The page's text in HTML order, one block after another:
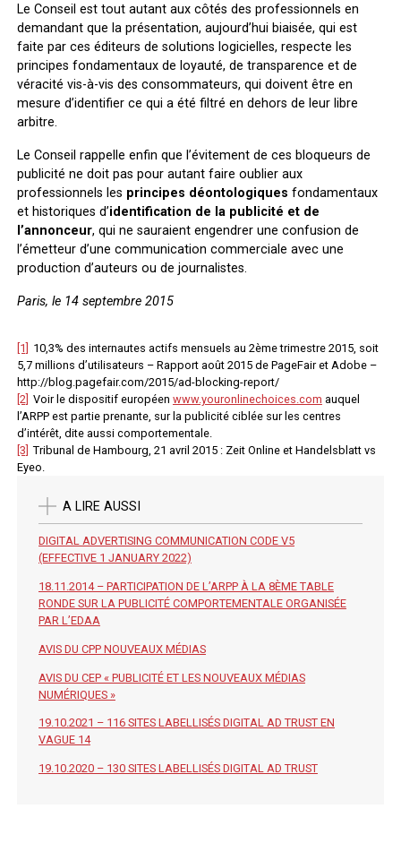
Le Conseil est tout autant aux côtés des professionnels en
demandant que la présentation, aujourd’hui biaisée, qui est
faite par ces éditeurs de solutions logicielles, respecte les
principes fondamentaux de loyauté, de transparence et de
véracité vis-à-vis des consommateurs, qui doivent être en
mesure d’identifier ce qui a été filtré en dehors de leur libre
arbitre.
Le Conseil rappelle enfin que l’évitement de ces bloqueurs de
publicité ne doit pas pour autant faire oublier aux
professionnels les principes déontologiques fondamentaux
et historiques d’identification de la publicité et de
l’annonceur, qui ne sauraient engendrer une confusion de
l’émetteur d’une communication commerciale avec une
production d’auteurs ou de journalistes.
Paris, le 14 septembre 2015
[1] 10,3% des internautes actifs mensuels au 2ème trimestre 2015, soit
5,7 millions d’utilisateurs – Rapport août 2015 de PageFair et Adobe –
http://blog.pagefair.com/2015/ad-blocking-report/
[2] Voir le dispositif européen www.youronlinechoices.com auquel
l’ARPP est partie prenante, sur la publicité ciblée sur les centres
d’intérêt, dite aussi comportementale.
[3] Tribunal de Hambourg, 21 avril 2015 : Zeit Online et Handelsblatt vs
Eyeo.
A LIRE AUSSI
DIGITAL ADVERTISING COMMUNICATION CODE V5
(EFFECTIVE 1 JANUARY 2022)
18.11.2014 – PARTICIPATION DE L’ARPP À LA 8ÈME TABLE
RONDE SUR LA PUBLICITÉ COMPORTEMENTALE ORGANISÉE
PAR L’EDAA
AVIS DU CPP NOUVEAUX MÉDIAS
AVIS DU CEP « PUBLICITÉ ET LES NOUVEAUX MÉDIAS
NUMÉRIQUES »
19.10.2021 – 116 SITES LABELLISÉS DIGITAL AD TRUST EN
VAGUE 14
19.10.2020 – 130 SITES LABELLISÉS DIGITAL AD TRUST